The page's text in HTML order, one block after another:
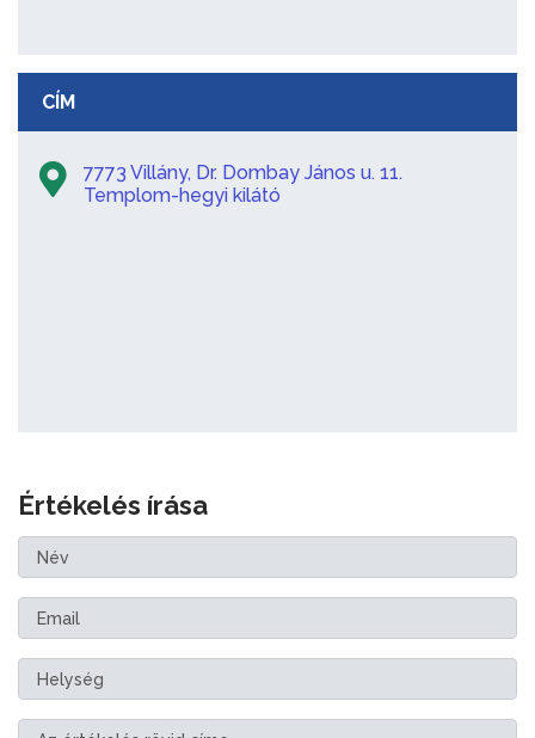
CÍM
7773 Villány, Dr. Dombay János u. 11.
Templom-hegyi kilátó
Értékelés írása